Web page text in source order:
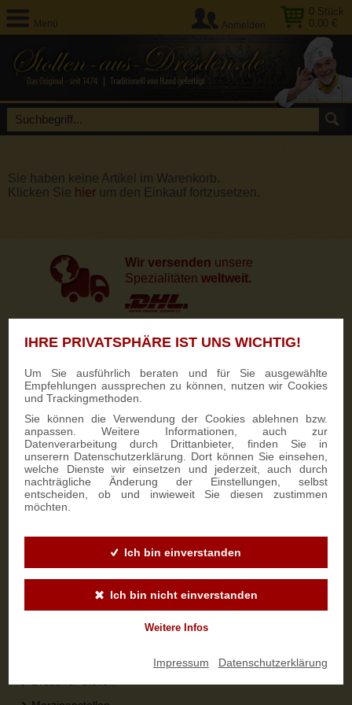
IHRE PRIVATSPHÄRE IST UNS WICHTIG!
Um Sie ausführlich beraten und für Sie ausgewählte
Empfehlungen aussprechen zu können, nutzen wir Cookies
und Trackingmethoden.
Sie können die Verwendung der Cookies ablehnen bzw.
anpassen. Weitere Informationen, auch zur
Datenverarbeitung durch Drittanbieter, finden Sie in
unserern Datenschutzerklärung. Dort können Sie einsehen,
welche Dienste wir einsetzen und jederzeit, auch durch
nachträgliche Änderung der Einstellungen, selbst
entscheiden, ob und inwieweit Sie diesen zustimmen
möchten.
Ich bin einverstanden
Ich bin nicht einverstanden
Weitere Infos
Impressum Datenschutzerklärung
Menü
0 Stück
0,00 €
Anmelden
Sie haben keine Artikel im Warenkorb.
Klicken Sie hier um den Einkauf fortzusetzen.
Wir versenden unsere
Spezialitäten weltweit.
Unsere
NEWSLETTER-ANMELDUNG
SIGN UP
Zahlungsarten